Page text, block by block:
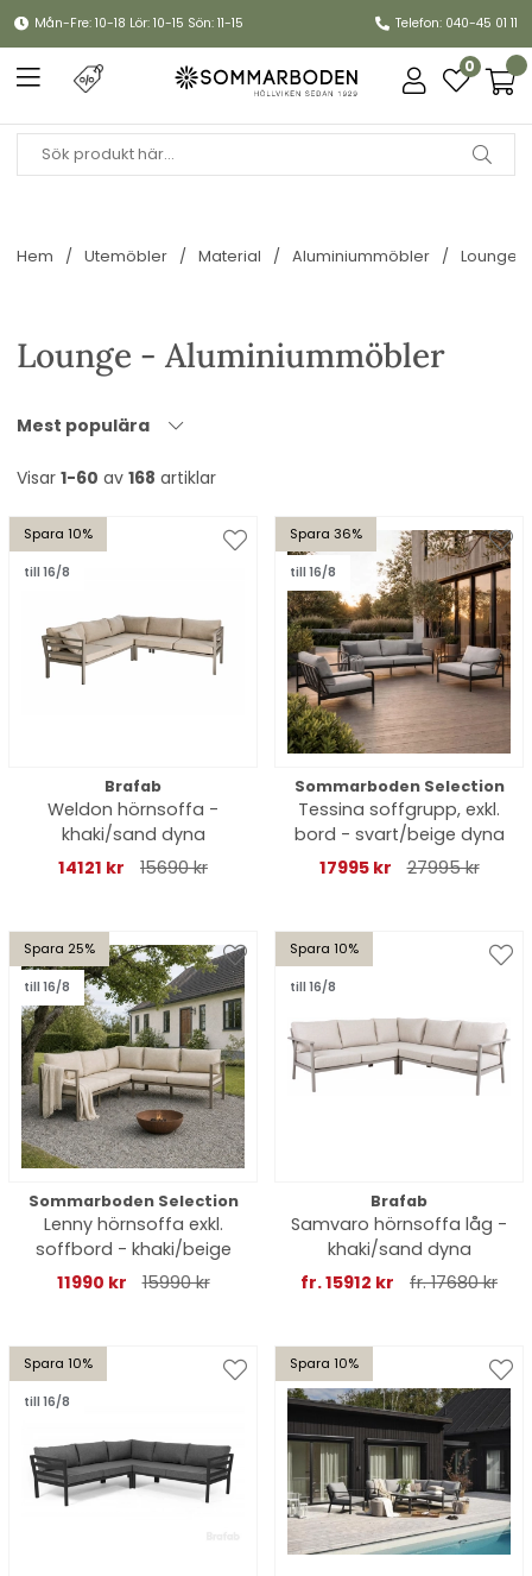
Mån-Fre: 10-18 Lör: 10-15 Sön: 11-15 Telefon: 040-45 01 11
0
Hem Utemöbler Material Aluminiummöbler Lounge
Lounge - Aluminiummöbler
Mest populära
Visar 1-60 av 168 artiklar
Spara 10%
till 16/8
Brafab
Weldon hörnsoffa -
khaki/sand dyna
14121 kr
15690 kr
Spara 36%
till 16/8
Sommarboden Selection
Tessina soffgrupp, exkl.
bord - svart/beige dyna
17995 kr
27995 kr
Spara 25%
till 16/8
Sommarboden Selection
Lenny hörnsoffa exkl.
soffbord - khaki/beige
11990 kr
15990 kr
Spara 10%
till 16/8
Brafab
Samvaro hörnsoffa låg -
khaki/sand dyna
fr. 15912 kr
fr. 17680 kr
Spara 10%
till 16/8
Spara 10%